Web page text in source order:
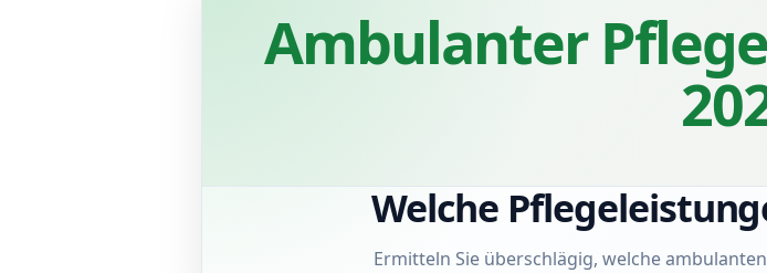
Ambulanter
Welche
Ermitteln Sie überschlägig, welche